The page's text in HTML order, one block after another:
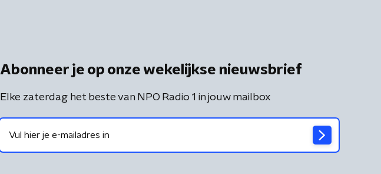
Abonneer je op onze wekelijkse nieuwsbrief
Elke zaterdag het beste van NPO Radio 1 in jouw mailbox